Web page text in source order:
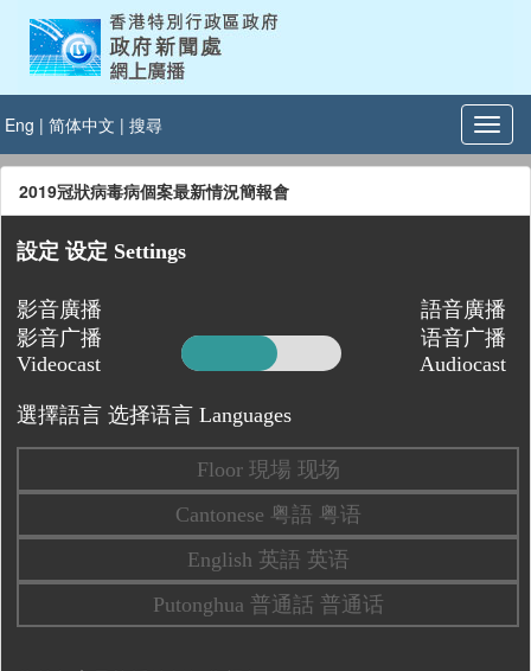
Eng | 简体中文 | 搜尋
2019冠狀病毒病個案最新情況簡報會